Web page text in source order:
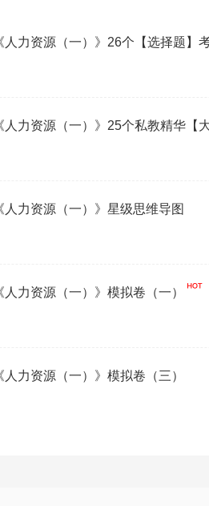
力资源（一）》26个【选择题】
力资源（一）》25个私教精华【大
人力资源（一）》星级思维导图
力资源（一）》模拟卷（一）
力资源（一）》模拟卷（三）